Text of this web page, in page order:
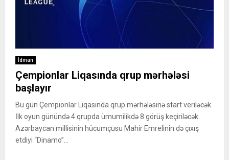
İdman
Çempionlar Liqasında qrup mərhələsi
başlayır
Bu gün Çempionlar Liqasında qrup mərhələsinə start veriləcək.
İlk oyun günündə 4 qrupda ümumilikdə 8 görüş keçiriləcək.
Azərbaycan millisinin hücumçusu Mahir Emrelinin də çıxış
etdiyi “Dinamo”...